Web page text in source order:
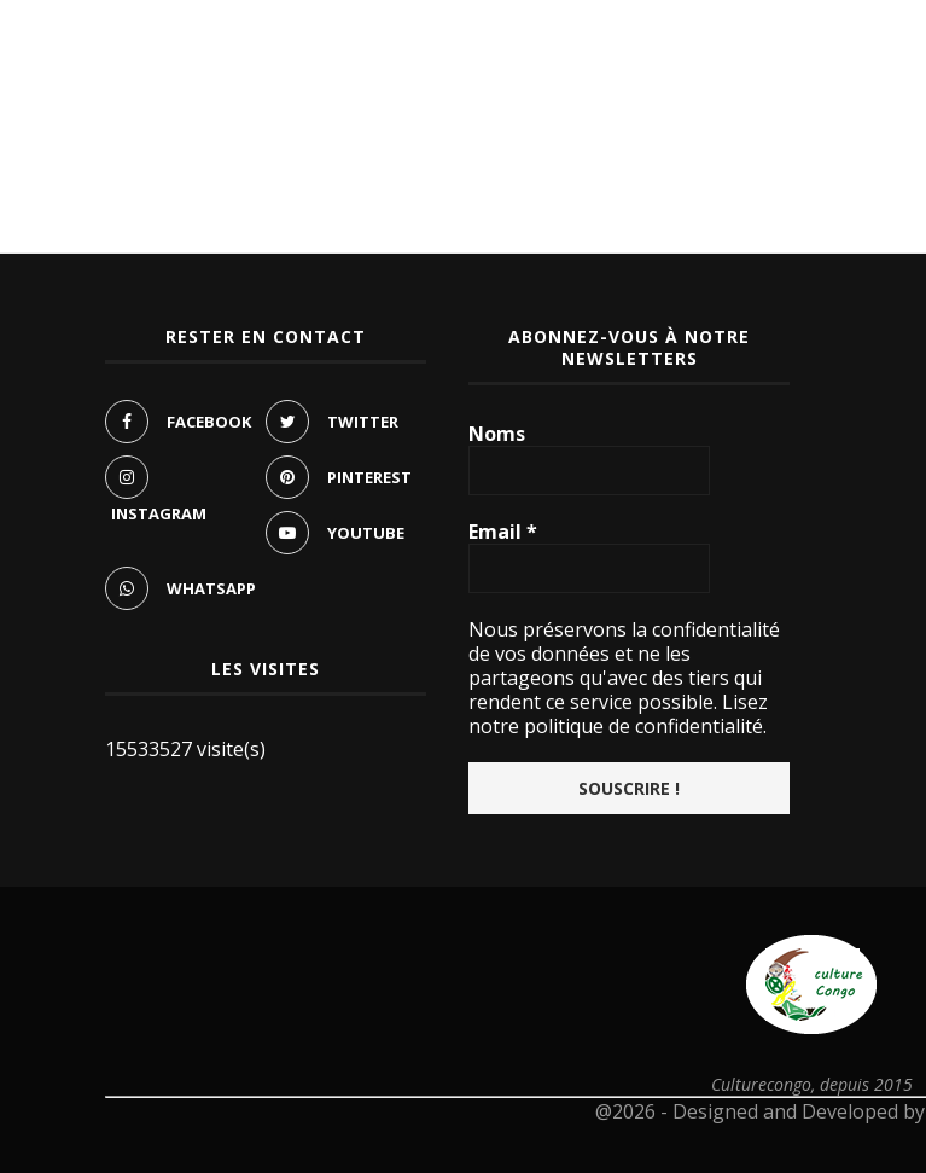
RESTER EN CONTACT
FACEBOOK TWITTER
INSTAGRAM
PINTEREST
YOUTUBE
WHATSAPP
LES VISITES
15533527 visite(s)
ABONNEZ-VOUS À NOTRE
NEWSLETTERS
Noms
Email*
Nous préservons la confidentialité
de vos données et ne les
partageons qu'avec des tiers qui
rendent ce service possible. Lisez
notre politique de confidentialité.
Culturecongo, depuis 2015
@2026 - Designed and Developed by